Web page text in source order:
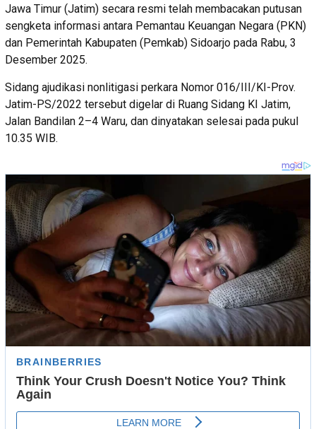
Jawa Timur (Jatim) secara resmi telah membacakan putusan
sengketa informasi antara Pemantau Keuangan Negara (PKN)
dan Pemerintah Kabupaten (Pemkab) Sidoarjo pada Rabu, 3
Desember 2025.
Sidang ajudikasi nonlitigasi perkara Nomor 016/III/KI-Prov.
Jatim-PS/2022 tersebut digelar di Ruang Sidang KI Jatim,
Jalan Bandilan 2–4 Waru, dan dinyatakan selesai pada pukul
10.35 WIB.